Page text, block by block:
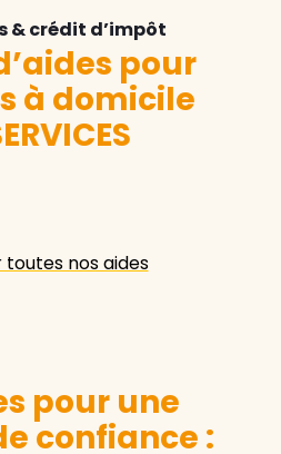
& crédit d’impôt
pour
à domicile
toutes nos aides
pour une
confiance :